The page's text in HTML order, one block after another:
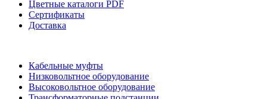
Цветные каталоги PDF
Сертификаты
Доставка
Кабельные муфты
Низковольтное оборудование
Высоковольтное оборудование